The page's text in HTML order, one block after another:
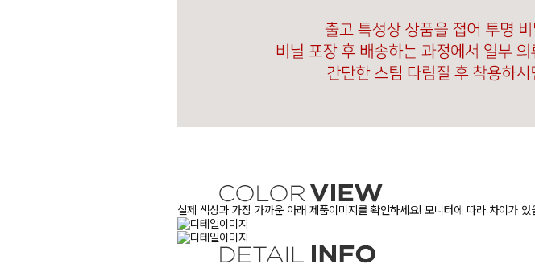
실제 색상과 가장 가까운 아래 제품이미지를 확인하세요! 모니터에 따라 차이가 있